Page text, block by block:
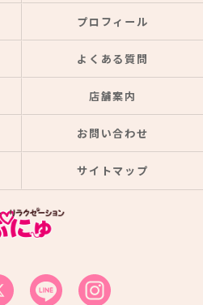
プロフィール
よくある質問
店舗案内
お問い合わせ
サイトマップ